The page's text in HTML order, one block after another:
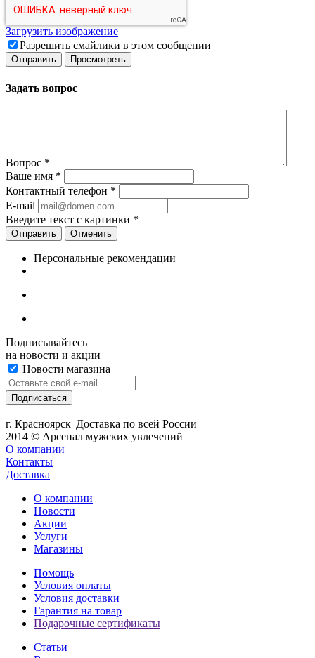
Загрузить изображение
Разрешить смайлики в этом сообщении
Задать вопрос
Вопрос *
Ваше имя *
Контактный телефон *
E-mail
Введите текст с картинки *
Отменить
Персональные рекомендации
Подписывайтесь
на новости и акции
Новости магазина
г. Красноярск |Доставка по всей России
2014 © Арсенал мужских увлечений
О компании
Контакты
Доставка
О компании
Новости
Акции
Услуги
Магазины
Помощь
Условия оплаты
Условия доставки
Гарантия на товар
Подарочные сертификаты
Статьи